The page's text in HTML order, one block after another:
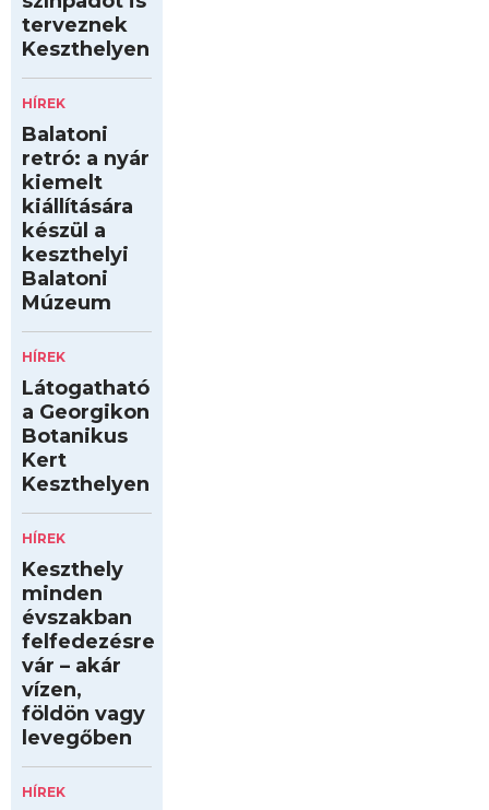
terveznek
Keszthelyen
HÍREK
Balatoni
retró: a nyár
kiemelt
kiállítására
készül a
keszthelyi
Balatoni
Múzeum
HÍREK
Látogatható
a Georgikon
Botanikus
Kert
Keszthelyen
HÍREK
Keszthely
minden
évszakban
felfedezésre
vár – akár
vízen,
földön vagy
levegőben
HÍREK